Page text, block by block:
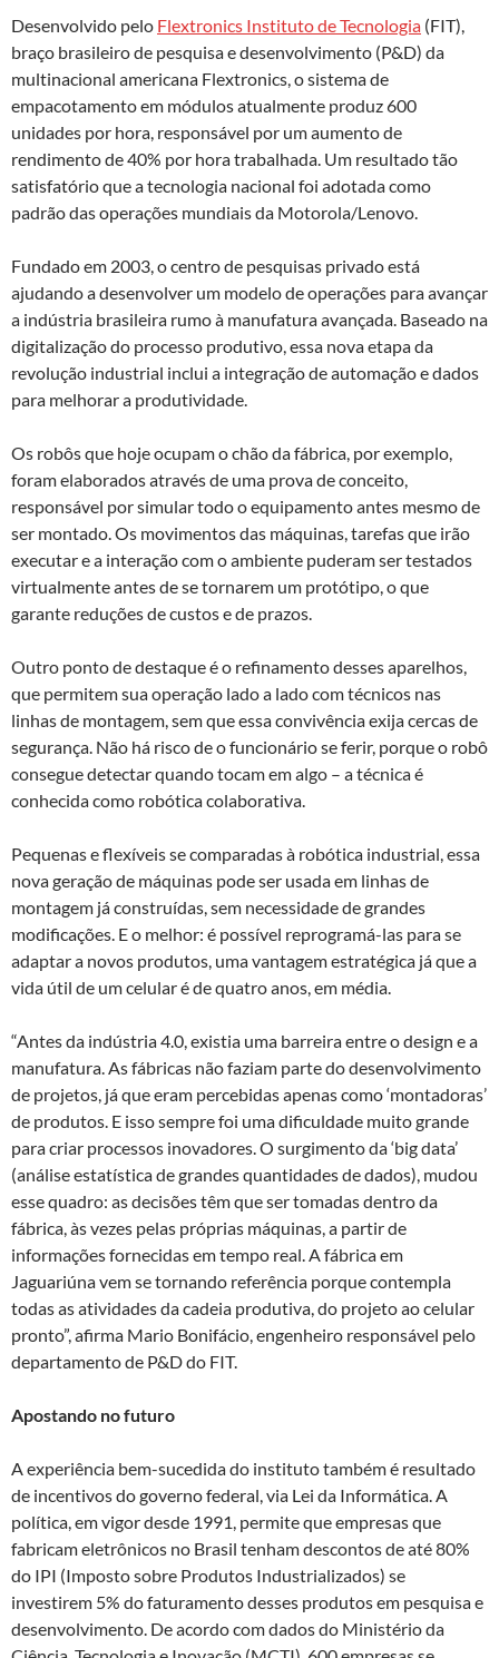
Desenvolvido pelo Flextronics Instituto de Tecnologia (FIT),
braço brasileiro de pesquisa e desenvolvimento (P&D) da
multinacional americana Flextronics, o sistema de
empacotamento em módulos atualmente produz 600
unidades por hora, responsável por um aumento de
rendimento de 40% por hora trabalhada. Um resultado tão
satisfatório que a tecnologia nacional foi adotada como
padrão das operações mundiais da Motorola/Lenovo.
Fundado em 2003, o centro de pesquisas privado está
ajudando a desenvolver um modelo de operações para avançar
a indústria brasileira rumo à manufatura avançada. Baseado na
digitalização do processo produtivo, essa nova etapa da
revolução industrial inclui a integração de automação e dados
para melhorar a produtividade.
Os robôs que hoje ocupam o chão da fábrica, por exemplo,
foram elaborados através de uma prova de conceito,
responsável por simular todo o equipamento antes mesmo de
ser montado. Os movimentos das máquinas, tarefas que irão
executar e a interação com o ambiente puderam ser testados
virtualmente antes de se tornarem um protótipo, o que
garante reduções de custos e de prazos.
Outro ponto de destaque é o refinamento desses aparelhos,
que permitem sua operação lado a lado com técnicos nas
linhas de montagem, sem que essa convivência exija cercas de
segurança. Não há risco de o funcionário se ferir, porque o robô
consegue detectar quando tocam em algo – a técnica é
conhecida como robótica colaborativa.
Pequenas e flexíveis se comparadas à robótica industrial, essa
nova geração de máquinas pode ser usada em linhas de
montagem já construídas, sem necessidade de grandes
modificações. E o melhor: é possível reprogramá-las para se
adaptar a novos produtos, uma vantagem estratégica já que a
vida útil de um celular é de quatro anos, em média.
“Antes da indústria 4.0, existia uma barreira entre o design e a
manufatura. As fábricas não faziam parte do desenvolvimento
de projetos, já que eram percebidas apenas como ‘montadoras’
de produtos. E isso sempre foi uma dificuldade muito grande
para criar processos inovadores. O surgimento da ‘big data’
(análise estatística de grandes quantidades de dados), mudou
esse quadro: as decisões têm que ser tomadas dentro da
fábrica, às vezes pelas próprias máquinas, a partir de
informações fornecidas em tempo real. A fábrica em
Jaguariúna vem se tornando referência porque contempla
todas as atividades da cadeia produtiva, do projeto ao celular
pronto”, afirma Mario Bonifácio, engenheiro responsável pelo
departamento de P&D do FIT.
Apostando no futuro
A experiência bem-sucedida do instituto também é resultado
de incentivos do governo federal, via Lei da Informática. A
política, em vigor desde 1991, permite que empresas que
fabricam eletrônicos no Brasil tenham descontos de até 80%
do IPI (Imposto sobre Produtos Industrializados) se
investirem 5% do faturamento desses produtos em pesquisa e
desenvolvimento. De acordo com dados do Ministério da